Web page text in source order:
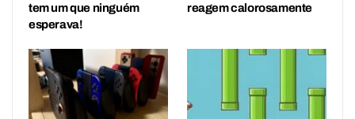
tem um que ninguém
esperava!
reagem calorosamente